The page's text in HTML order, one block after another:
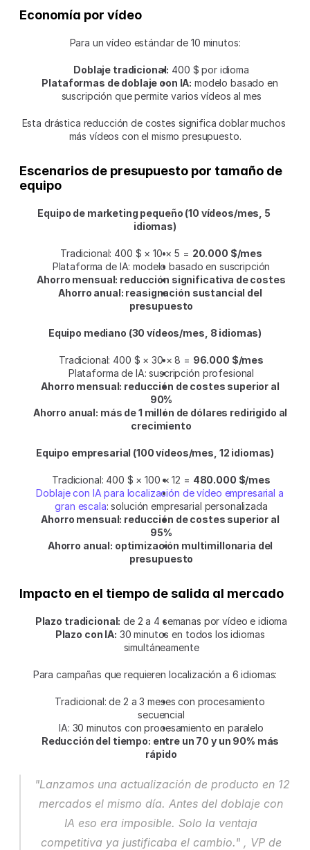
Economía por vídeo
Para un vídeo estándar de 10 minutos:
Doblaje tradicional: 400 $ por idioma
Plataformas de doblaje con IA: modelo basado en
suscripción que permite varios vídeos al mes
Esta drástica reducción de costes significa doblar muchos
más vídeos con el mismo presupuesto.
Escenarios de presupuesto por tamaño de
equipo
Equipo de marketing pequeño (10 vídeos/mes, 5
idiomas)
Tradicional: 400 $ × 10 × 5 = 20.000 $/mes
Plataforma de IA: modelo basado en suscripción
Ahorro mensual: reducción significativa de costes
Ahorro anual: reasignación sustancial del
presupuesto
Equipo mediano (30 vídeos/mes, 8 idiomas)
Tradicional: 400 $ × 30 × 8 = 96.000 $/mes
Plataforma de IA: suscripción profesional
Ahorro mensual: reducción de costes superior al
90%
Ahorro anual: más de 1 millón de dólares redirigido al
crecimiento
Equipo empresarial (100 vídeos/mes, 12 idiomas)
Tradicional: 400 $ × 100 × 12 = 480.000 $/mes
Doblaje con IA para localización de vídeo empresarial a
gran escala: solución empresarial personalizada
Ahorro mensual: reducción de costes superior al
95%
Ahorro anual: optimización multimillonaria del
presupuesto
Impacto en el tiempo de salida al mercado
Plazo tradicional: de 2 a 4 semanas por vídeo e idioma
Plazo con IA: 30 minutos en todos los idiomas
simultáneamente
Para campañas que requieren localización a 6 idiomas:
Tradicional: de 2 a 3 meses con procesamiento
secuencial
IA: 30 minutos con procesamiento en paralelo
Reducción del tiempo: entre un 70 y un 90% más
rápido
"Lanzamos una actualización de producto en 12
mercados el mismo día. Antes del doblaje con
IA eso era imposible. Solo la ventaja
competitiva ya justificaba el cambio." , VP de